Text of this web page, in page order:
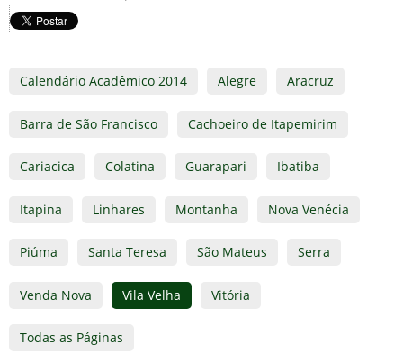
Calendário Acadêmico 2014 Alegre Aracruz
Barra de São Francisco Cachoeiro de Itapemirim
Cariacica Colatina Guarapari Ibatiba
Itapina Linhares Montanha Nova Venécia
Piúma Santa Teresa São Mateus Serra
Venda Nova Vila Velha Vitória
Todas as Páginas